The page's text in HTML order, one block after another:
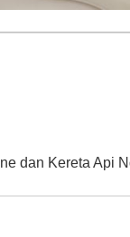
dan Kereta Api